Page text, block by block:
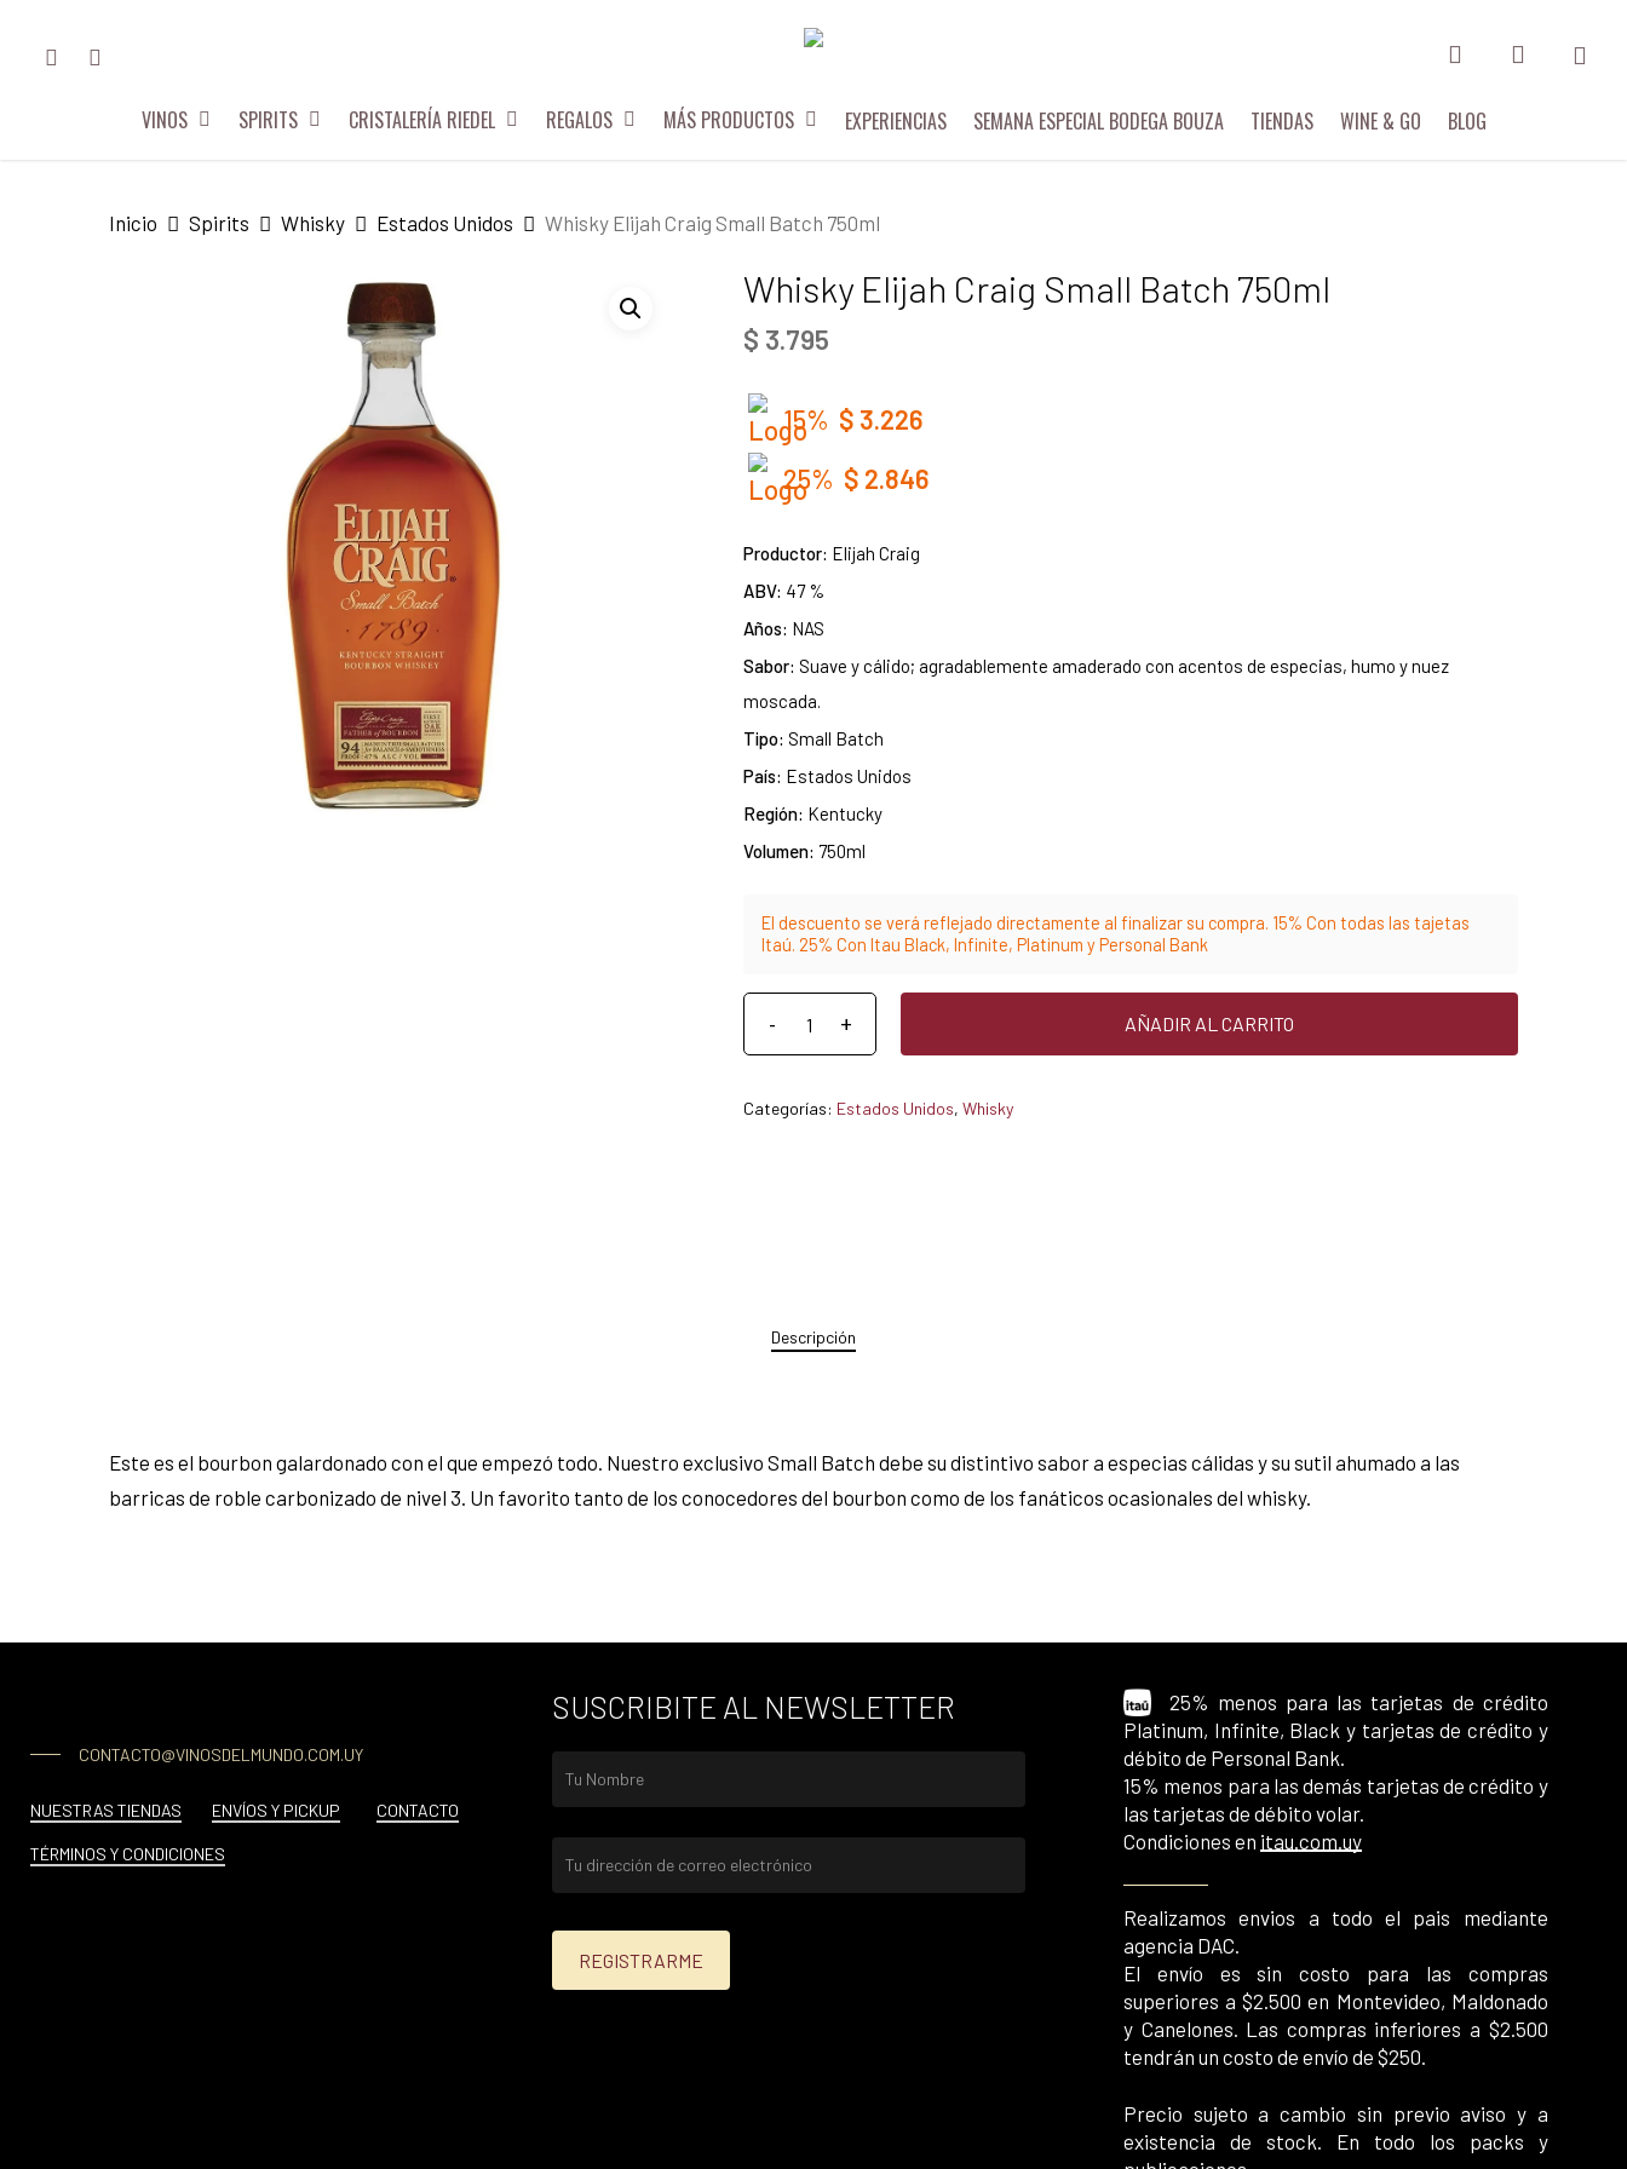
FACEBOOKINSTAGRAM
VINOS SPIRITS CRISTALERÍA RIEDEL REGALOS MÁS PRODUCTOS EXPERIENCIAS SEMANA ESPECIAL BODEGA BOUZA TIENDAS WINE & GO BLOG
Inicio Spirits Whisky Estados Unidos Whisky Elijah Craig Small Batch 750ml
Whisky Elijah Craig Small Batch 750ml
$ 3.795
15% $ 3.226
25% $ 2.846
Productor: Elijah Craig
ABV: 47 %
Años: NAS
Sabor: Suave y cálido; agradablemente amaderado con acentos de especias, humo y nuez
moscada.
Tipo: Small Batch
País: Estados Unidos
Región: Kentucky
Volumen: 750ml
El descuento se verá reflejado directamente al finalizar su compra. 15% Con todas las tajetas
Itaú. 25% Con Itau Black, Infinite, Platinum y Personal Bank
AÑADIR AL CARRITO
Categorías: Estados Unidos, Whisky
Descripción
Este es el bourbon galardonado con el que empezó todo. Nuestro exclusivo Small Batch debe su distintivo sabor a especias cálidas y su sutil ahumado a las
barricas de roble carbonizado de nivel 3. Un favorito tanto de los conocedores del bourbon como de los fanáticos ocasionales del whisky.
CONTACTO@VINOSDELMUNDO.COM.UY
NUESTRAS TIENDAS ENVÍOS Y PICKUP CONTACTO
TÉRMINOS Y CONDICIONES
SUSCRIBITE AL NEWSLETTER
25% menos para las tarjetas de crédito
Platinum, Infinite, Black y tarjetas de crédito y
débito de Personal Bank.
15% menos para las demás tarjetas de crédito y
las tarjetas de débito volar.
Condiciones en itau.com.uy
Realizamos envios a todo el pais mediante
agencia DAC.
El envío es sin costo para las compras
superiores a $2.500 en Montevideo, Maldonado
y Canelones. Las compras inferiores a $2.500
tendrán un costo de envío de $250.
Precio sujeto a cambio sin previo aviso y a
existencia de stock. En todo los packs y